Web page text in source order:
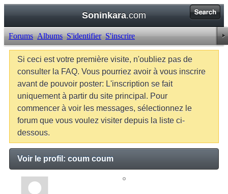
Soninkara.com
Forums Albums S'identifier S'inscrire
Si ceci est votre première visite, n'oubliez pas de
consulter la FAQ. Vous pourriez avoir à vous inscrire
avant de pouvoir poster: L'inscription se fait
uniquement à partir du site principal. Pour
commencer à voir les messages, sélectionnez le
forum que vous voulez visiter depuis la liste ci-
dessous.
Voir le profil: coum coum